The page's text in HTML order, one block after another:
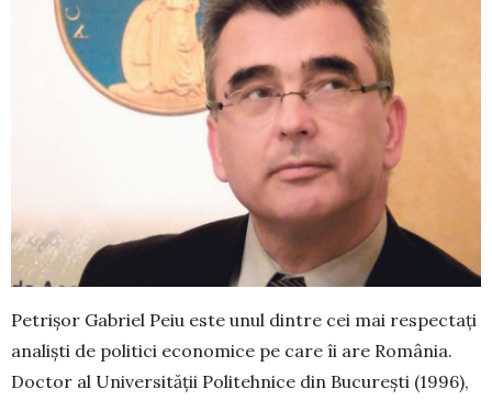
Petrișor Gabriel Peiu este unul dintre cei mai respectați
analiști de politici eco­no­mice pe care îi are România.
Doctor al Uni­versității Politehnice din București (1996),